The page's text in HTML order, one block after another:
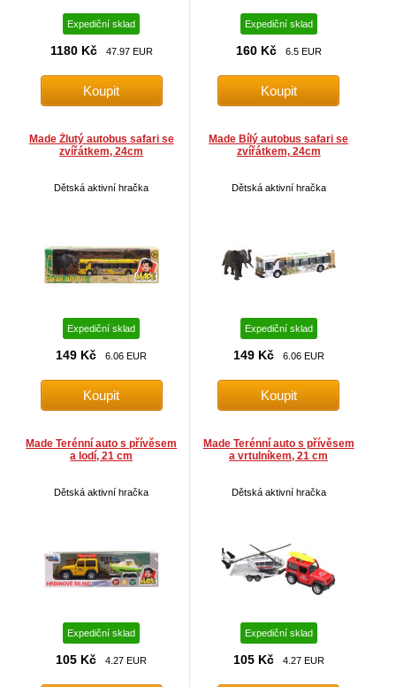
Expediční sklad
1180 Kč 47.97 EUR
Expediční sklad
160 Kč 6.5 EUR
Made Žlutý autobus safari se
zvířátkem, 24cm
Dětská aktivní hračka
Expediční sklad
149 Kč 6.06 EUR
Made Bílý autobus safari se
zvířátkem, 24cm
Dětská aktivní hračka
Expediční sklad
149 Kč 6.06 EUR
Made Terénní auto s přívěsem
a lodí, 21 cm
Dětská aktivní hračka
Expediční sklad
105 Kč 4.27 EUR
Made Terénní auto s přívěsem
a vrtulníkem, 21 cm
Dětská aktivní hračka
Expediční sklad
105 Kč 4.27 EUR